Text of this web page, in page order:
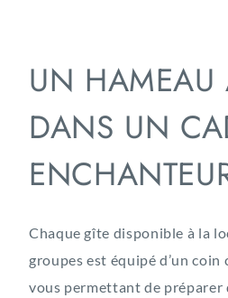
UN HAMEAU
DANS UN
Chaque gîte disponible à la
groupes est équipé d’un
vous permettant de préparer